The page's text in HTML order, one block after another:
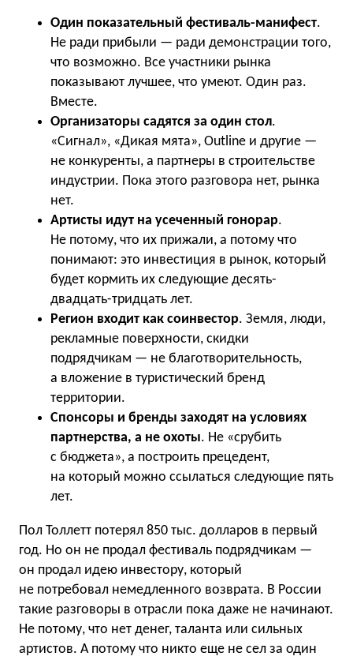
Один показательный фестиваль-манифест.
Не ради прибыли — ради демонстрации того,
что возможно. Все участники рынка
показывают лучшее, что умеют. Один раз.
Вместе.
Организаторы садятся за один стол.
«Сигнал», «Дикая мята», Outline и другие —
не конкуренты, а партнеры в строительстве
индустрии. Пока этого разговора нет, рынка
нет.
Артисты идут на усеченный гонорар.
Не потому, что их прижали, а потому что
понимают: это инвестиция в рынок, который
будет кормить их следующие десять-
двадцать-тридцать лет.
Регион входит как соинвестор. Земля, люди,
рекламные поверхности, скидки
подрядчикам — не благотворительность,
а вложение в туристический бренд
территории.
Спонсоры и бренды заходят на условиях
партнерства, а не охоты. Не «срубить
с бюджета», а построить прецедент,
на который можно ссылаться следующие пять
лет.
Пол Толлетт потерял 850 тыс. долларов в первый
год. Но он не продал фестиваль подрядчикам —
он продал идею инвестору, который
не потребовал немедленного возврата. В России
такие разговоры в отрасли пока даже не начинают.
Не потому, что нет денег, таланта или сильных
артистов. А потому что никто еще не сел за один